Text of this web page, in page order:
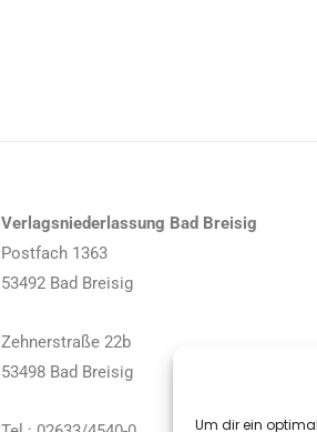
Um dir ein
Verlagsniederlassung Bad Breisig
Postfach 1363
53492 Bad Breisig
Zehnerstraße 22b
53498 Bad Breisig